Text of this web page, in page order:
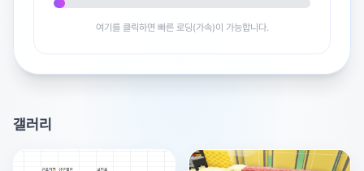
광고 [X]를 누르면 내용이 해제됩니다
여기를 클릭하면 빠른 로딩(가속)이 가능합니다.
갤러리